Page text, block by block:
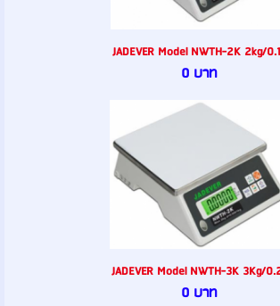
JADEVER Model NWTH-2K 2kg/
0 บาท
JADEVER Model NWTH-3K 3Kg/
0 บาท